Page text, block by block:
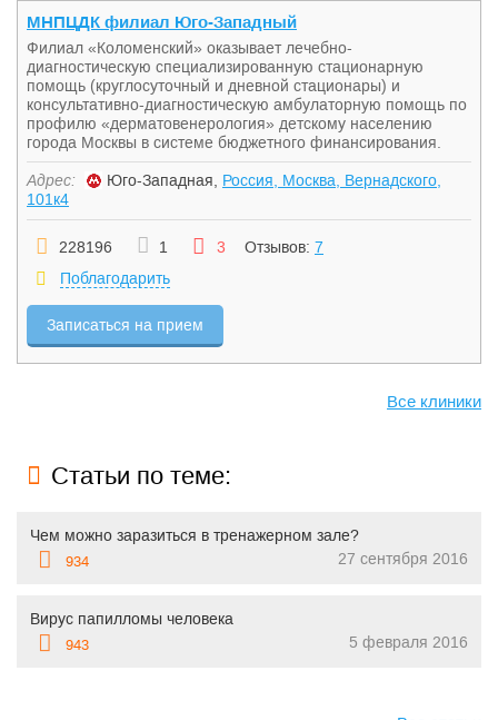
МНПЦДК филиал Юго-Западный
Филиал «Коломенский» оказывает лечебно-
диагностическую специализированную стационарную
помощь (круглосуточный и дневной стационары) и
консультативно-диагностическую амбулаторную помощь по
профилю «дерматовенерология» детскому населению
города Москвы в системе бюджетного финансирования.
Адрес: Юго-Западная, Россия, Москва, Вернадского,
101к4
228196 1 3 Отзывов: 7
Поблагодарить
Записаться на прием
Все клиники
Статьи по теме:
Чем можно заразиться в тренажерном зале?
934 27 сентября 2016
Вирус папилломы человека
943 5 февраля 2016